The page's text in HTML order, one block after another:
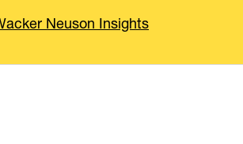
Neuson Insights